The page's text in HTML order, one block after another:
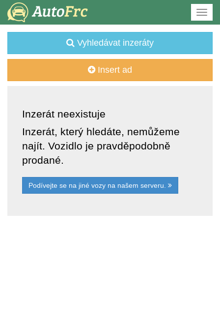
Vyhledávat inzeráty
Insert ad
Inzerát neexistuje
Inzerát, který hledáte, nemůžeme
najít. Vozidlo je pravděpodobně
prodané.
Podívejte se na jiné vozy na našem serveru.